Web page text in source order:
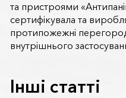
та пристроями
сертифікувала та
протипожежні
внутрішнього
Інші статті